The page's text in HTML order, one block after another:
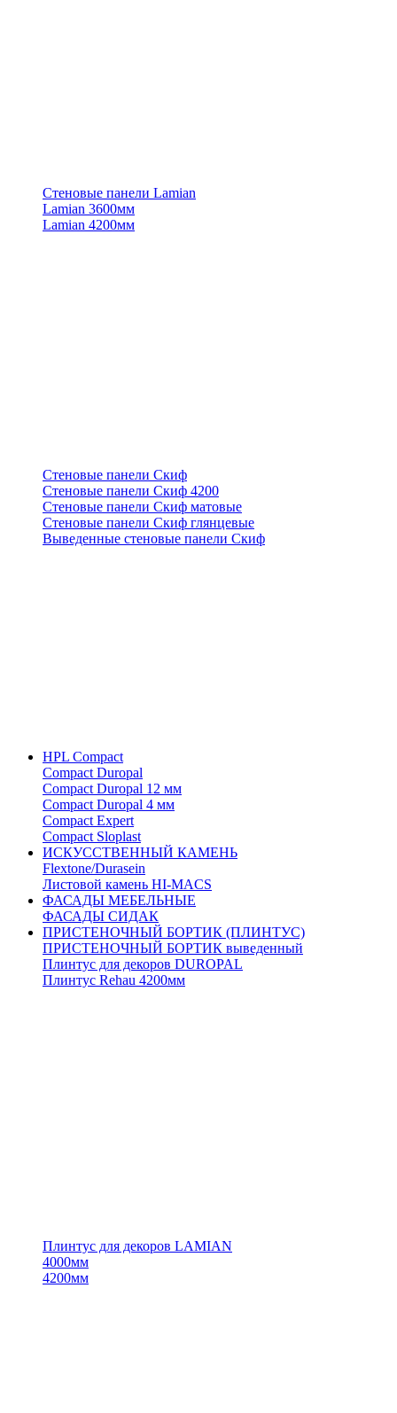
Стеновые панели Lamian
Lamian 3600мм
Lamian 4200мм
Стеновые панели Скиф
Стеновые панели Скиф 4200
Стеновые панели Скиф матовые
Стеновые панели Скиф глянцевые
Выведенные стеновые панели Скиф
HPL Compact
Compact Duropal
Compact Duropal 12 мм
Compact Duropal 4 мм
Compact Expert
Compact Sloplast
ИСКУССТВЕННЫЙ КАМЕНЬ
Flextone/Durasein
Листовой камень HI-MACS
ФАСАДЫ МЕБЕЛЬНЫЕ
ФАСАДЫ СИДАК
ПРИСТЕНОЧНЫЙ БОРТИК (ПЛИНТУС)
ПРИСТЕНОЧНЫЙ БОРТИК выведенный
Плинтус для декоров DUROPAL
Плинтус Rehau 4200мм
Плинтус для декоров LAMIAN
4000мм
4200мм